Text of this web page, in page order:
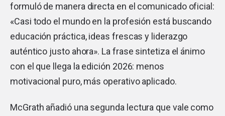
formuló de manera directa en el comunicado oficial:
«Casi todo el mundo en la profesión está buscando
educación práctica, ideas frescas y liderazgo
auténtico justo ahora». La frase sintetiza el ánimo
con el que llega la edición 2026: menos
motivacional puro, más operativo aplicado.
McGrath añadió una segunda lectura que vale como